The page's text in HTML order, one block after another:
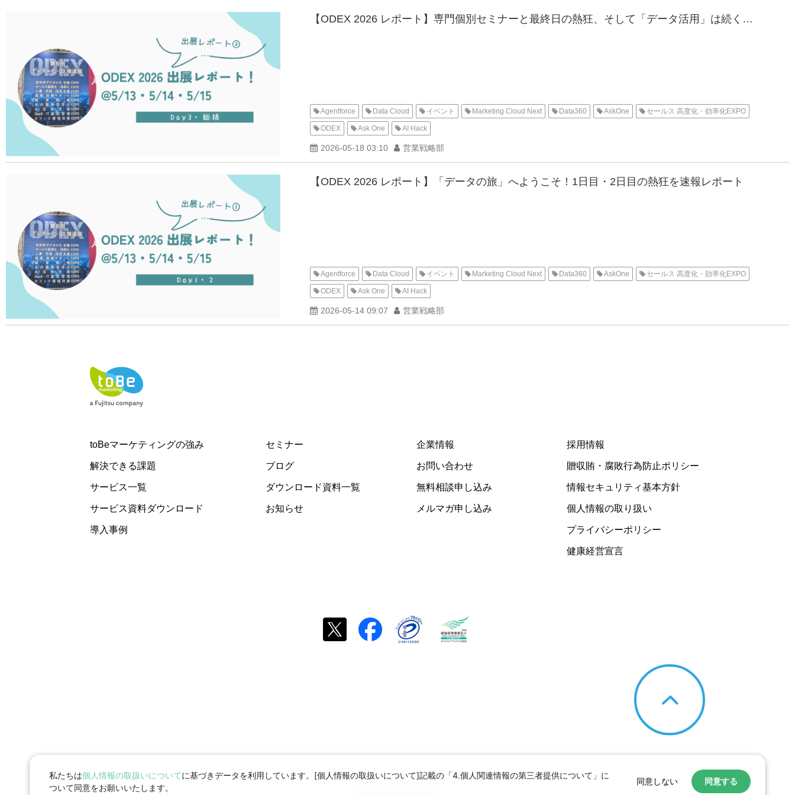
【ODEX 2026 レポート】専門個別セミナーと最終日の熱狂、そして「データ活用」は続く…
Agentforce Data Cloud イベント Marketing Cloud Next Data360 AskOne セールス 高度化・効率化EXPO
ODEX Ask One AI Hack
2026-05-18 03:10 営業戦略部
【ODEX 2026 レポート】「データの旅」へようこそ！1日目・2日目の熱狂を速報レポート
Agentforce Data Cloud イベント Marketing Cloud Next Data360 AskOne セールス 高度化・効率化EXPO
ODEX Ask One AI Hack
2026-05-14 09:07 営業戦略部
toBeマーケティングの強み
解決できる課題
サービス一覧
サービス資料ダウンロード
導入事例
セミナー
ブログ
ダウンロード資料一覧
お知らせ
企業情報
お問い合わせ
無料相談申し込み
メルマガ申し込み
採用情報
贈収賄・腐敗行為防止ポリシー
情報セキュリティ基本方針
個人情報の取り扱い
プライバシーポリシー
健康経営宣言
私たちは個人情報の取扱いについてに基づきデータを利用しています。[個人情報の取扱いについて]記載の「4.個人関連情報の第三者提供について」に
ついて同意をお願いいたします。
同意しない 同意する